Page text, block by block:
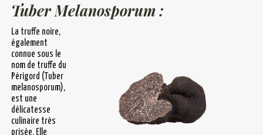
Tuber Melanosporum :
La truffe noire,
également
connue sous le
nom de truffe du
Périgord (Tuber
melanosporum),
est une
délicatesse
culinaire très
prisée. Elle